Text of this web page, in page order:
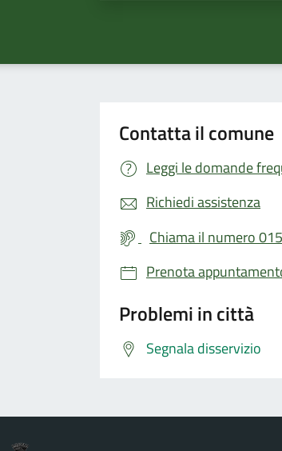
Contatta il comune
Leggi le domande
Richiedi assistenza
Chiama il numero
Prenota
Problemi in città
Segnala disservizio